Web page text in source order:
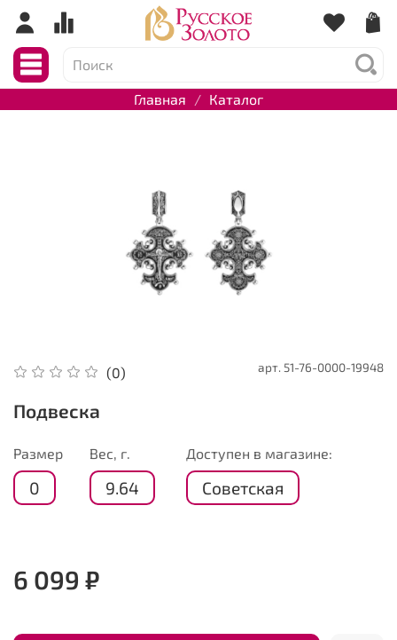
Главная Каталог
(0) арт. 51-76-0000-19948
Подвеска
Размер
0
Вес, г.
9.64
Доступен в магазине:
Советская
6 099 ₽